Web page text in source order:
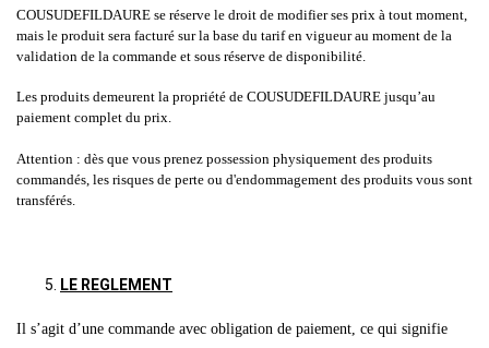
COUSUDEFILDAURE se réserve le droit de modifier ses prix à tout moment,
mais le produit sera facturé sur la base du tarif en vigueur au moment de la
validation de la commande et sous réserve de disponibilité.
Les produits demeurent la propriété de COUSUDEFILDAURE jusqu’au
paiement complet du prix.
Attention : dès que vous prenez possession physiquement des produits
commandés, les risques de perte ou d'endommagement des produits vous sont
transférés.
LE REGLEMENT
Il s’agit d’une commande avec obligation de paiement, ce qui signifie